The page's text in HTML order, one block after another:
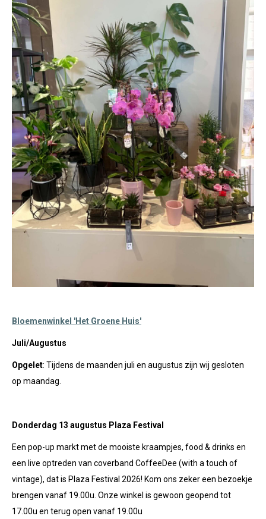
Bloemenwinkel 'Het Groene Huis'
Juli/Augustus
Opgelet: Tijdens de maanden juli en augustus zijn wij gesloten
op maandag.
Donderdag 13 augustus Plaza Festival
Een pop-up markt met de mooiste kraampjes, food & drinks en
een live optreden van coverband CoffeeDee (with a touch of
vintage), dat is Plaza Festival 2026! Kom ons zeker een bezoekje
brengen vanaf 19.00u. Onze winkel is gewoon geopend tot
17.00u en terug open vanaf 19.00u